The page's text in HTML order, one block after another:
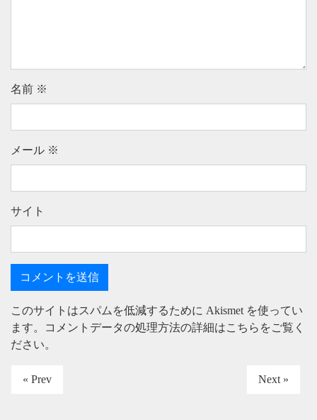
名前 ※
メール ※
サイト
このサイトはスパムを低減するために Akismet を使ってい
ます。
コメントデータの処理方法の詳細はこちらをご覧く
ださい。
« Prev Next »